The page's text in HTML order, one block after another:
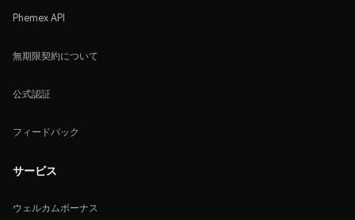
Phemex API
無期限契約について
公式認証
フィードバック
サービス
ウェルカムボーナス